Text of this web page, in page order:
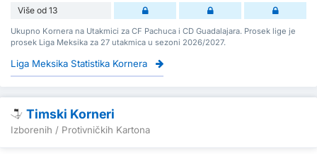
Više od 13
Ukupno Kornera na Utakmici za CF Pachuca i CD Guadalajara. Prosek lige je
prosek Liga Meksika za 27 utakmica u sezoni 2026/2027.
Liga Meksika Statistika Kornera
Timski Korneri
Izborenih / Protivničkih Kartona